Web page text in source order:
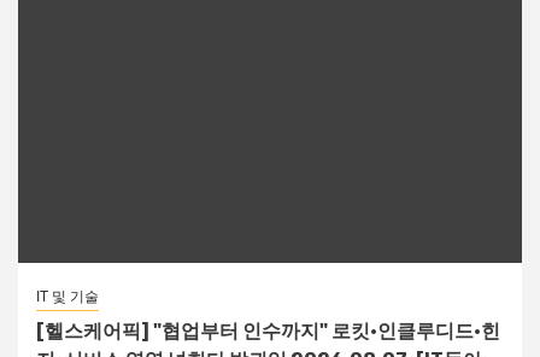
IT 및 기술
[헬스케어픽] "협업부터 인수까지" 로킷·인클루디드·힌